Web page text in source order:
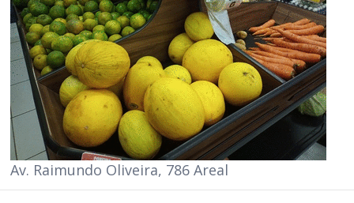
Av. Raimundo Oliveira, 786 Areal